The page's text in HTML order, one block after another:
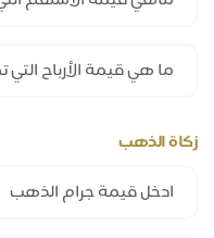
زكاة الذهب